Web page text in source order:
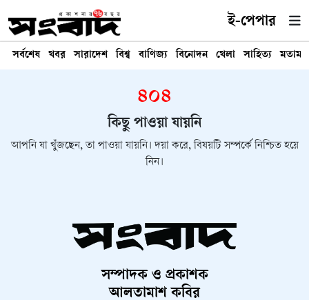
ই-পেপার
সর্বশেষ খবর সারাদেশ বিশ্ব বাণিজ্য বিনোদন খেলা সাহিত্য মতামত
৪০৪
কিছু পাওয়া যায়নি
আপনি যা খুঁজছেন, তা পাওয়া যায়নি। দয়া করে, বিষয়টি সম্পর্কে নিশ্চিত হয়ে
নিন।
সম্পাদক ও প্রকাশক
আলতামাশ কবির